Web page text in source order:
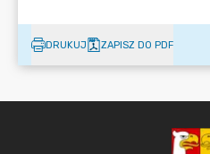
DRUKUJ ZAPISZ DO PDF